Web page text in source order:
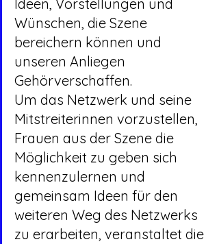
Ideen, Vorstellungen und
Wünschen, die Szene
bereichern können und
unseren Anliegen
Gehörverschaffen.
Um das Netzwerk und seine
Mitstreiterinnen vorzustellen,
Frauen aus der Szene die
Möglichkeit zu geben sich
kennenzulernen und
gemeinsam Ideen für den
weiteren Weg des Netzwerks
zu erarbeiten, veranstaltet die